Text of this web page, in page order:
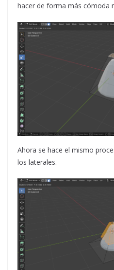
hacer de forma más cómoda
Ahora se hace el mismo
los laterales.